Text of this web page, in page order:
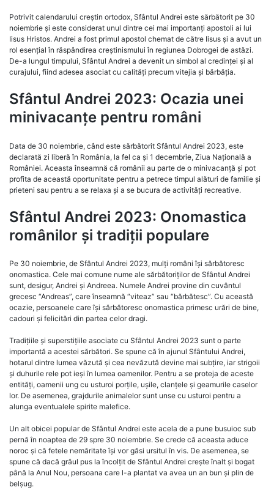
Potrivit calendarului creștin ortodox, Sfântul Andrei este sărbătorit pe 30
noiembrie și este considerat unul dintre cei mai importanți apostoli ai lui
Iisus Hristos. Andrei a fost primul apostol chemat de către Iisus și a avut un
rol esențial în răspândirea creștinismului în regiunea Dobrogei de astăzi.
De-a lungul timpului, Sfântul Andrei a devenit un simbol al credinței și al
curajului, fiind adesea asociat cu calități precum vitejia și bărbăția.
Sfântul Andrei 2023: Ocazia unei
minivacanțe pentru români
Data de 30 noiembrie, când este sărbătorit Sfântul Andrei 2023, este
declarată zi liberă în România, la fel ca și 1 decembrie, Ziua Națională a
României. Aceasta înseamnă că românii au parte de o minivacanță și pot
profita de această oportunitate pentru a petrece timpul alături de familie și
prieteni sau pentru a se relaxa și a se bucura de activități recreative.
Sfântul Andrei 2023: Onomastica
românilor și tradiții populare
Pe 30 noiembrie, de Sfântul Andrei 2023, mulți români își sărbătoresc
onomastica. Cele mai comune nume ale sărbătoriților de Sfântul Andrei
sunt, desigur, Andrei și Andreea. Numele Andrei provine din cuvântul
grecesc “Andreas”, care înseamnă “viteaz” sau “bărbătesc”. Cu această
ocazie, persoanele care își sărbătoresc onomastica primesc urări de bine,
cadouri și felicitări din partea celor dragi.
Tradițiile și superstițiile asociate cu Sfântul Andrei 2023 sunt o parte
importantă a acestei sărbători. Se spune că în ajunul Sfântului Andrei,
hotarul dintre lumea văzută și cea nevăzută devine mai subțire, iar strigoii
și duhurile rele pot ieși în lumea oamenilor. Pentru a se proteja de aceste
entități, oamenii ung cu usturoi porțile, ușile, clanțele și geamurile caselor
lor. De asemenea, grajdurile animalelor sunt unse cu usturoi pentru a
alunga eventualele spirite malefice.
Un alt obicei popular de Sfântul Andrei este acela de a pune busuioc sub
pernă în noaptea de 29 spre 30 noiembrie. Se crede că aceasta aduce
noroc și că fetele nemăritate își vor găsi ursitul în vis. De asemenea, se
spune că dacă grâul pus la încolțit de Sfântul Andrei crește înalt și bogat
până la Anul Nou, persoana care l-a plantat va avea un an bun și plin de
belșug.